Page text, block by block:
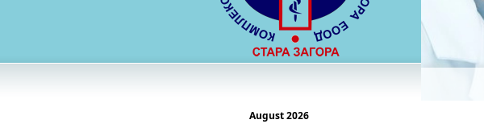
August 2026